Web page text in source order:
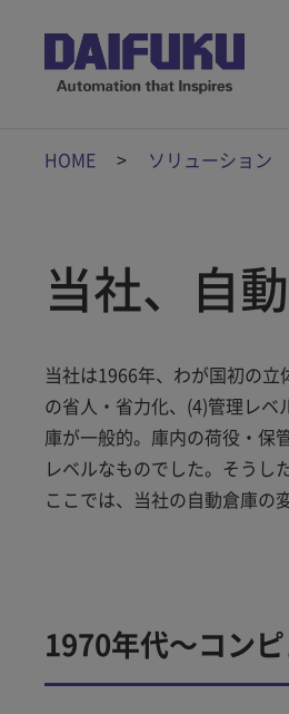
HOME ソリューション
当社、自
当社は1966年、わが国初の
の省人・省力化、(4)管理レ
庫が一般的。庫内の荷役・保
レベルなものでした。そうし
ここでは、当社の自動倉庫の
1970年代～コン